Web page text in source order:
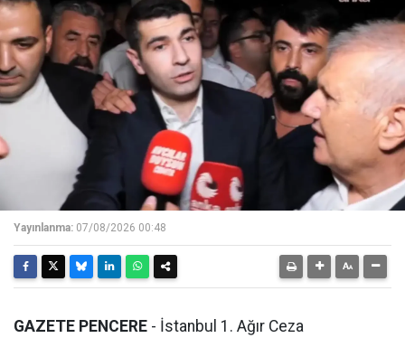
Yayınlanma: 07/08/2026 00:48
GAZETE PENCERE - İstanbul 1. Ağır Ceza